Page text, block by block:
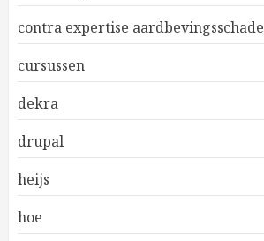
contra expertise aardbevingsschade
cursussen
dekra
drupal
heijs
hoe